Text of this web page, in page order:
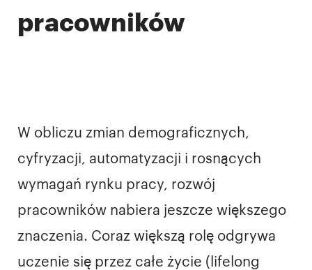
pracowników
W obliczu zmian demograficznych,
cyfryzacji, automatyzacji i rosnących
wymagań rynku pracy, rozwój
pracowników nabiera jeszcze większego
znaczenia. Coraz większą rolę odgrywa
uczenie się przez całe życie (lifelong